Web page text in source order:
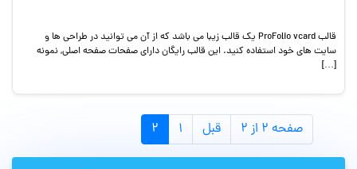
قالب ProFolio vcard یک قالب زیبا می باشد که از آن می توانید در طراحی ها و
سایت های خود استفاده کنید. این قالب رایگان دارای صفحات صفحه اصلی, نمونه
[…]
صفحه ۲ از ۲ قبل ۱ ۲